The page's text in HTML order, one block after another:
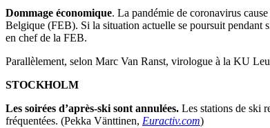
Dommage économique. La pandémie de coronavirus
Belgique (FEB). Si la situation actuelle se poursuit pendant
en chef de la FEB.
Parallèlement, selon Marc Van Ranst, virologue à la KU
STOCKHOLM
Les soirées d’après-ski sont annulées. Les stations de ski
fréquentées. (Pekka Vänttinen, Euractiv.com)